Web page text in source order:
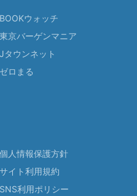
BOOKウォッチ
東京バーゲンマニア
Jタウンネット
ゼロまる
個人情報保護方針
サイト利用規約
SNS利用ポリシー